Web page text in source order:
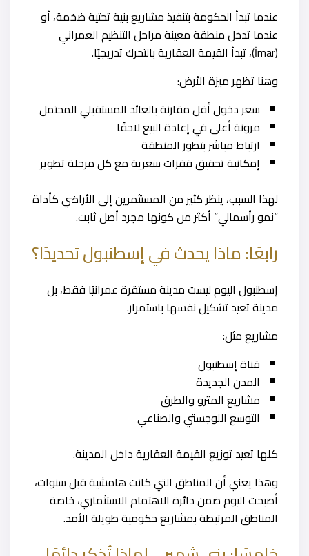
عندما تبدأ الحكومة بتنفيذ مشاريع بنية تحتية ضخمة، أو
عندما تدخل منطقة معينة مراحل التنظيم العمراني
(İmar)، تبدأ القيمة العقارية بالتحرك تدريجيًا.
وهنا تظهر ميزة الأرض:
سعر دخول أقل مقارنة بالعائد المستقبلي المحتمل
مرونة أعلى في إعادة البيع لاحقًا
ارتباط مباشر بتطور المنطقة
إمكانية تحقيق قفزات سعرية مع كل مرحلة تطوير
لهذا السبب، ينظر كثير من المستثمرين إلى الأراضي كأداة
“نمو رأسمالي” أكثر من كونها مجرد أصل ثابت.
رابعًا: ماذا يحدث في إسطنبول تحديدًا؟
إسطنبول اليوم ليست مدينة مستقرة عمرانيًا فقط، بل
مدينة تعيد تشكيل نفسها باستمرار.
مشاريع مثل:
قناة إسطنبول
المدن الجديدة
مشاريع المترو والطرق
التوسع اللوجستي والصناعي
كلها تعيد توزيع القيمة العقارية داخل المدينة.
وهذا يعني أن المناطق التي كانت هامشية قبل سنوات،
أصبحت اليوم ضمن دائرة الاهتمام الاستثماري، خاصة
المناطق المرتبطة بمشاريع حكومية طويلة الأمد.